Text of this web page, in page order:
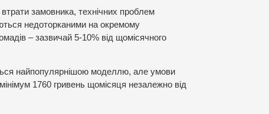
втрати замовника, технічних проблем
недоторканими на окремому
– зазвичай 5-10% від щомісячного
найпопулярнішою моделлю, але умови
1760 гривень щомісяця незалежно від